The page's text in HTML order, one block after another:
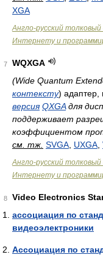
XGA
Англо-русский
Интернету и
7
WQXGA
(Wide Quantum
контексту) адаптер,
версия QXGAдля
поддерживает
коэффициентом
см. тж. SVGA UXGA
Англо-русский
Интернету и
8
Video Electronics
ассоциация по
видеоэлектроники
Ассоциация по